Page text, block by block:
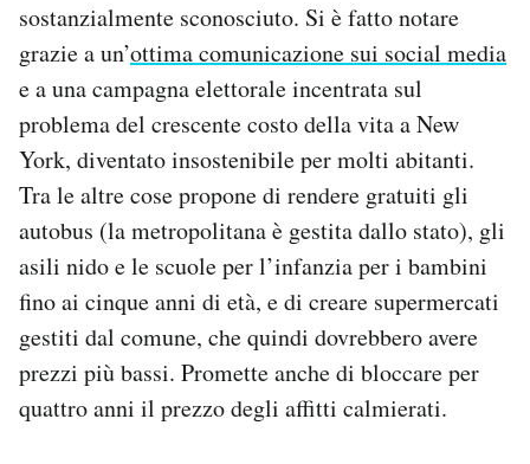
sostanzialmente sconosciuto. Si è fatto notare
grazie a un’ottima comunicazione sui social media
e a una campagna elettorale incentrata sul
problema del crescente costo della vita a New
York, diventato insostenibile per molti abitanti.
Tra le altre cose propone di rendere gratuiti gli
autobus (la metropolitana è gestita dallo stato), gli
asili nido e le scuole per l’infanzia per i bambini
fino ai cinque anni di età, e di creare supermercati
gestiti dal comune, che quindi dovrebbero avere
prezzi più bassi. Promette anche di bloccare per
quattro anni il prezzo degli affitti calmierati.